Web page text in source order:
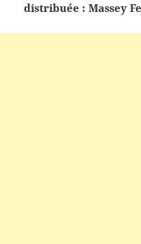
distribuée : Massey